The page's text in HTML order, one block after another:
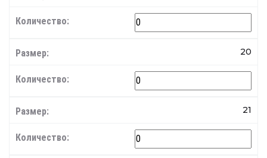
20
21